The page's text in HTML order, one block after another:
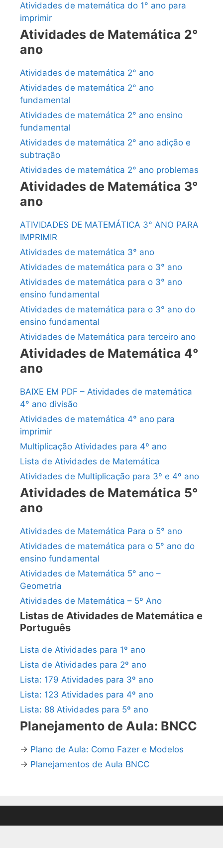
Atividades de matemática do 1° ano para
imprimir
Atividades de Matemática 2°
ano
Atividades de matemática 2° ano
Atividades de matemática 2° ano
fundamental
Atividades de matemática 2° ano ensino
fundamental
Atividades de matemática 2° ano adição e
subtração
Atividades de matemática 2° ano problemas
Atividades de Matemática 3°
ano
ATIVIDADES DE MATEMÁTICA 3° ANO PARA
IMPRIMIR
Atividades de matemática 3° ano
Atividades de matemática para o 3° ano
Atividades de matemática para o 3° ano
ensino fundamental
Atividades de matemática para o 3° ano do
ensino fundamental
Atividades de Matemática para terceiro ano
Atividades de Matemática 4°
ano
BAIXE EM PDF – Atividades de matemática
4° ano divisão
Atividades de matemática 4° ano para
imprimir
Multiplicação Atividades para 4º ano
Lista de Atividades de Matemática
Atividades de Multiplicação para 3º e 4º ano
Atividades de Matemática 5°
ano
Atividades de Matemática Para o 5° ano
Atividades de matemática para o 5° ano do
ensino fundamental
Atividades de Matemática 5° ano –
Geometria
Atividades de Matemática – 5º Ano
Listas de Atividades de Matemática e
Português
Lista de Atividades para 1º ano
Lista de Atividades para 2º ano
Lista: 179 Atividades para 3º ano
Lista: 123 Atividades para 4º ano
Lista: 88 Atividades para 5º ano
Planejamento de Aula: BNCC
→ Plano de Aula: Como Fazer e Modelos
→ Planejamentos de Aula BNCC